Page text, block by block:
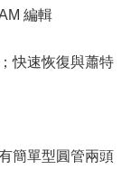
編輯
快速恢復與蕭特
簡單型圓管兩頭